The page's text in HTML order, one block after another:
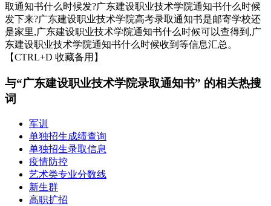
取通知书什么时候发?广东建设职业技术学院通知书什么时候
发下来?广东建设职业技术学院高考录取通知书是邮寄学校还
是家里,广东建设职业技术学院通知书什么时候可以查得到,广
东建设职业技术学院通知书什么时候收到等信息汇总。
【CTRL+D 收藏备用】
与“广东建设职业技术学院录取通知书” 的相关热搜
词
军训
单独招生成绩查询
单独招生录取信息
疫情防控
艺术类专业分数线
新生群
高职扩招